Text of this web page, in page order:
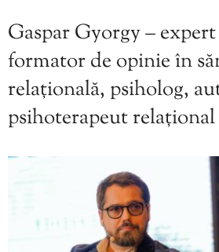
Gaspar Gyorgy –
formator de opinie în
relațională, psiholog,
psihoterapeut relațional